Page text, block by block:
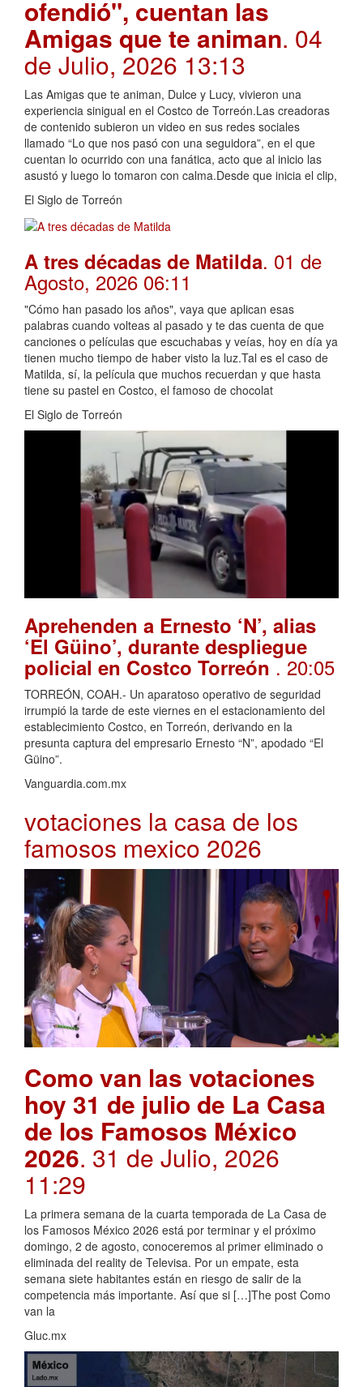
ofendió", cuentan las
Amigas que te animan. 04
de Julio, 2026 13:13
Las Amigas que te animan, Dulce y Lucy, vivieron una
experiencia sinigual en el Costco de Torreón.Las creadoras
de contenido subieron un video en sus redes sociales
llamado “Lo que nos pasó con una seguidora”, en el que
cuentan lo ocurrido con una fanática, acto que al inicio las
asustó y luego lo tomaron con calma.Desde que inicia el clip,
El Siglo de Torreón
A tres décadas de Matilda. 01 de
Agosto, 2026 06:11
"Cómo han pasado los años", vaya que aplican esas
palabras cuando volteas al pasado y te das cuenta de que
canciones o películas que escuchabas y veías, hoy en día ya
tienen mucho tiempo de haber visto la luz.Tal es el caso de
Matilda, sí, la película que muchos recuerdan y que hasta
tiene su pastel en Costco, el famoso de chocolat
El Siglo de Torreón
Aprehenden a Ernesto ‘N’, alias
‘El Güino’, durante despliegue
policial en Costco Torreón. 20:05
TORREÓN, COAH.- Un aparatoso operativo de seguridad
irrumpió la tarde de este viernes en el estacionamiento del
establecimiento Costco, en Torreón, derivando en la
presunta captura del empresario Ernesto “N”, apodado “El
Güino”.
Vanguardia.com.mx
votaciones la casa de los
famosos mexico 2026
Como van las votaciones
hoy 31 de julio de La Casa
de los Famosos México
2026. 31 de Julio, 2026
11:29
La primera semana de la cuarta temporada de La Casa de
los Famosos México 2026 está por terminar y el próximo
domingo, 2 de agosto, conoceremos al primer eliminado o
eliminada del reality de Televisa. Por un empate, esta
semana siete habitantes están en riesgo de salir de la
competencia más importante. Así que si […]The post Como
van la
Gluc.mx